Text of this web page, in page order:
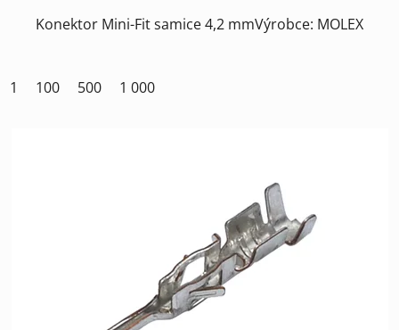
Konektor Mini-Fit samice 4,2 mmVýrobce: MOLEX
1 100 500 1 000